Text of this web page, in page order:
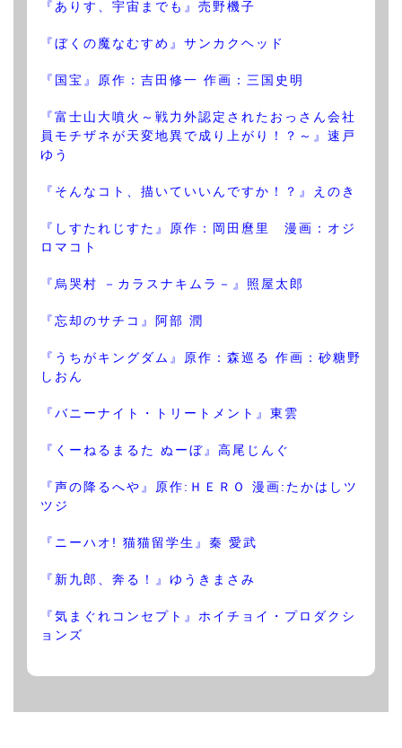
『ありす、宇宙までも』売野機子
『ぼくの魔なむすめ』サンカクヘッド
『国宝』原作：吉田修一 作画：三国史明
『富士山大噴火～戦力外認定されたおっさん会社
員モチザネが天変地異で成り上がり！？～』速戸
ゆう
『そんなコト、描いていいんですか！？』えのき
『しすたれじすた』原作：岡田麿里 漫画：オジ
ロマコト
『烏哭村 －カラスナキムラ－』照屋太郎
『忘却のサチコ』阿部 潤
『うちがキングダム』原作：森巡る 作画：砂糖野
しおん
『バニーナイト・トリートメント』東雲
『くーねるまるた ぬーぼ』高尾じんぐ
『声の降るへや』原作:ＨＥＲＯ 漫画:たかはしツ
ツジ
『ニーハオ! 猫猫留学生』秦 愛武
『新九郎、奔る！』ゆうきまさみ
『気まぐれコンセプト』ホイチョイ・プロダクシ
ョンズ